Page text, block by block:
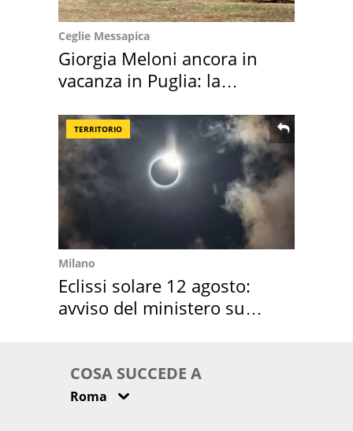
Ceglie Messapica
Giorgia Meloni ancora in
vacanza in Puglia: la
TERRITORIO
Milano
Eclissi solare 12 agosto:
avviso del ministero su